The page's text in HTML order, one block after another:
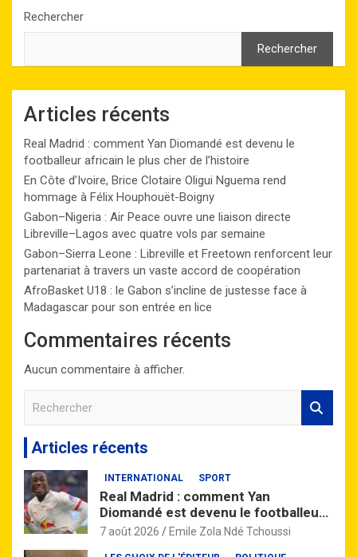
Rechercher
Rechercher
Articles récents
Real Madrid : comment Yan Diomandé est devenu le
footballeur africain le plus cher de l’histoire
En Côte d’Ivoire, Brice Clotaire Oligui Nguema rend
hommage à Félix Houphouët-Boigny
Gabon–Nigeria : Air Peace ouvre une liaison directe
Libreville–Lagos avec quatre vols par semaine
Gabon–Sierra Leone : Libreville et Freetown renforcent leur
partenariat à travers un vaste accord de coopération
AfroBasket U18 : le Gabon s’incline de justesse face à
Madagascar pour son entrée en lice
Commentaires récents
Aucun commentaire à afficher.
r
c
h
e
r
Articles récents
INTERNATIONAL SPORT
Real Madrid : comment Yan
Diomandé est devenu le footballeur
africain le plus cher de l’histoire
7 août 2026 Emile Zola Ndé Tchoussi